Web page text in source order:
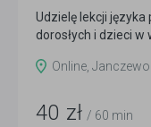
Udzielę lekcji
dorosłych i dzieci w
Online, Janczewo
40 zł / 60 min